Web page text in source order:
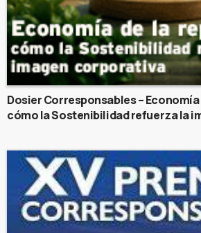
Dosier Corresponsables –
cómo la Sostenibilidad refuerza la